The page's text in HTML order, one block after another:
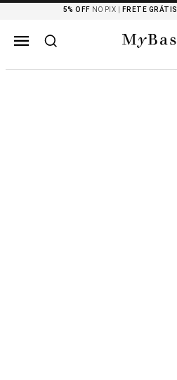
5% OFF NO PIX | FRETE GRÁTIS